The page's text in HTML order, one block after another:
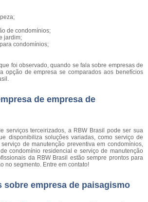
de condomínios;
jardim;
condomínios;
foi observado, quando se fala sobre empresas de
opção de empresa se comparados aos benefícios
de empresa de
serviços terceirizados, a RBW Brasil pode ser sua
disponibiliza soluções variadas, como serviço de
de manutenção preventiva em condomínios,
condomínio residencial e serviço de manutenção
da RBW Brasil estão sempre prontos para
no segmento. Entre em contato!
sobre empresa de paisagismo